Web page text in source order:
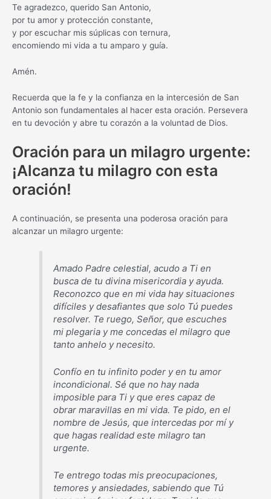
Te agradezco, querido San Antonio,
por tu amor y protección constante,
y por escuchar mis súplicas con ternura,
encomiendo mi vida a tu amparo y guía.
Amén.
Recuerda que la fe y la confianza en la intercesión de San
Antonio son fundamentales al hacer esta oración. Persevera
en tu devoción y abre tu corazón a la voluntad de Dios.
Oración para un milagro urgente:
¡Alcanza tu milagro con esta
oración!
A continuación, se presenta una poderosa oración para
alcanzar un milagro urgente:
Amado Padre celestial, acudo a Ti en
busca de tu divina misericordia y ayuda.
Reconozco que en mi vida hay situaciones
difíciles y desafiantes que solo Tú puedes
resolver. Te ruego, Señor, que escuches
mi plegaria y me concedas el milagro que
tanto anhelo y necesito.
Confío en tu infinito poder y en tu amor
incondicional. Sé que no hay nada
imposible para Ti y que eres capaz de
obrar maravillas en mi vida. Te pido, en el
nombre de Jesús, que intercedas por mí y
que hagas realidad este milagro tan
urgente.
Te entrego todas mis preocupaciones,
temores y ansiedades, sabiendo que Tú